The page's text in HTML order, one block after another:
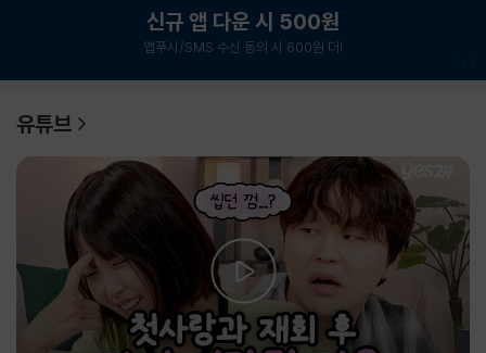
신규 앱 다운 시 500원
앱푸시/SMS 수신 동의 시 600원 더!
유튜브